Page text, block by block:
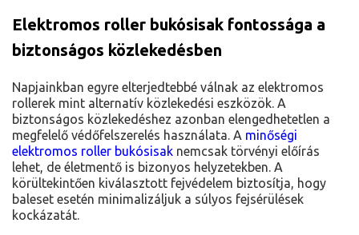
Elektromos roller bukósisak fontossága a
biztonságos közlekedésben
Napjainkban egyre elterjedtebbé válnak az elektromos
rollerek mint alternatív közlekedési eszközök. A
biztonságos közlekedéshez azonban elengedhetetlen a
megfelelő védőfelszerelés használata. A minőségi
elektromos roller bukósisak nemcsak törvényi előírás
lehet, de életmentő is bizonyos helyzetekben. A
körültekintően kiválasztott fejvédelem biztosítja, hogy
baleset esetén minimalizáljuk a súlyos fejsérülések
kockázatát.